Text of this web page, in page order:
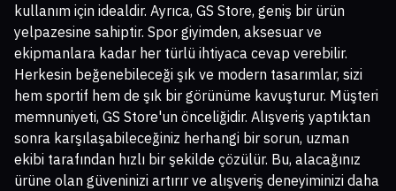
kullanım için idealdir. Ayrıca, GS Store, geniş bir ürün
yelpazesine sahiptir. Spor giyimden, aksesuar ve
ekipmanlara kadar her türlü ihtiyaca cevap verebilir.
Herkesin beğenebileceği şık ve modern tasarımlar, sizi
hem sportif hem de şık bir görünüme kavuşturur. Müşteri
memnuniyeti, GS Store'un önceliğidir. Alışveriş yaptıktan
sonra karşılaşabileceğiniz herhangi bir sorun, uzman
ekibi tarafından hızlı bir şekilde çözülür. Bu, alacağınız
ürüne olan güveninizi artırır ve alışveriş deneyiminizi daha